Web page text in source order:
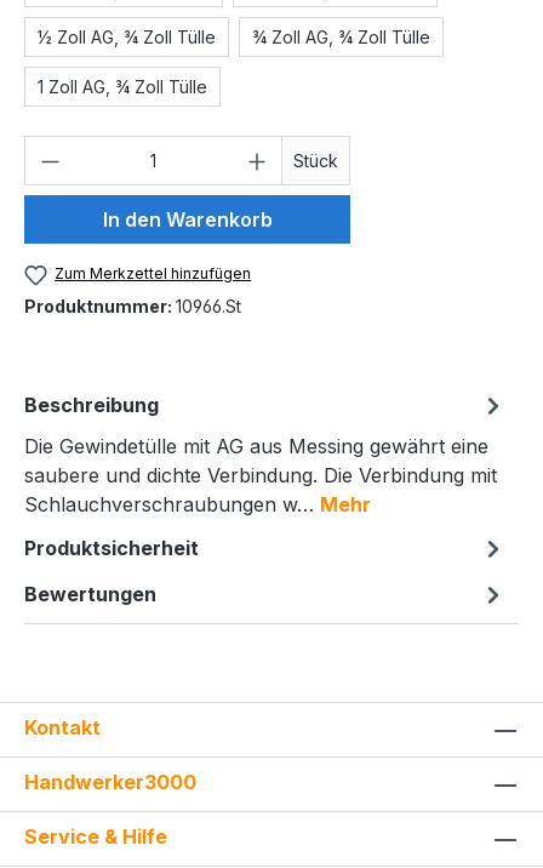
½ Zoll AG, ¾ Zoll Tülle ¾ Zoll AG, ¾ Zoll Tülle
1 Zoll AG, ¾ Zoll Tülle
Produkt Anzahl: Gib den
Stück
In den Warenkorb
Zum Merkzettel hinzufügen
Produktnummer: 10966.St
Beschreibung
Die Gewindetülle mit AG aus Messing gewährt eine
saubere und dichte Verbindung. Die Verbindung mit
Schlauchverschraubungen w… Mehr
Produktsicherheit
Bewertungen
Kontakt
Handwerker3000
Service & Hilfe